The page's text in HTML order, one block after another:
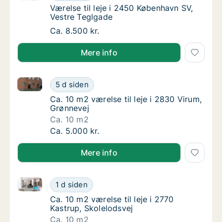
Værelse til leje i 2450 København SV, Vestre
Værelse til leje i 2450 København SV,
Vestre Teglgade
Værelse til leje i 2450 København SV,
Ca. 8.500 kr.
Mere info
Ca. 10 m2 værelse til leje i 2830 Virum,
5 d siden
Ca. 10 m2 værelse til leje i 2830 Virum, Grønnevej
Ca. 10 m2 værelse til leje i 2830 Virum,
Ca. 10 m2 værelse til leje i 2830 Virum,
Grønnevej
Ca. 10 m2
Ca. 10 m2 værelse til leje i 2830 Virum,
Ca. 5.000 kr.
Mere info
Ca. 10 m2 værelse til leje i 2770 Kastrup,
1 d siden
Ca. 10 m2 værelse til leje i 2770 Kastrup,
Ca. 10 m2 værelse til leje i 2770 Kastrup,
Ca. 10 m2 værelse til leje i 2770
Kastrup, Skolelodsvej
Ca. 10 m2